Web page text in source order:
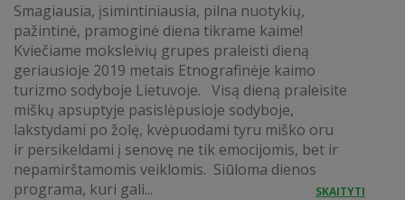
Smagiausia, įsimintiniausia, pilna nuotykių,
pažintinė, pramoginė diena tikrame kaime!
Kviečiame moksleivių grupes praleisti dieną
geriausioje 2019 metais Etnografinėje kaimo
turizmo sodyboje Lietuvoje. Visą dieną praleisite
miškų apsuptyje pasislėpusioje sodyboje,
lakstydami po žolę, kvėpuodami tyru miško oru
ir persikeldami į senovę ne tik emocijomis, bet ir
nepamirštamomis veiklomis. Siūloma dienos
programa, kuri gali...
SKAITYTI